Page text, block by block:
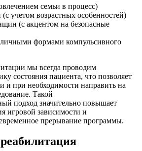
семьи в процесс)
учетом возрастных особенностей)
(с акцентом на безопасные
формами компульсивного
мы всегда проводим
состояния пациента, что позволяет
и при необходимости направить на
Такой
подход значительно повышает
игровой зависимости и
прерывание программы.